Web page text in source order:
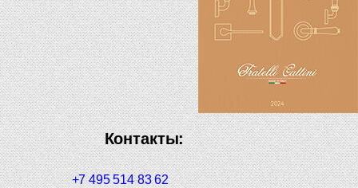
Контакты:
+7 495 514 83 62